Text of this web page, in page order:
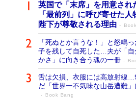
英国で「末席」を用意され
「最前列」に呼び寄せた
陛下が尊敬される理由
「死ぬとか言うな！」と怒鳴
子を残して自死した…夫が「自
かさ」に向き合う魂の一冊
舌は欠損、衣服には高放射線
だ「世界一不気味な山岳遭難」
Book Bang